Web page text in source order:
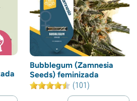
Bubblegum (Zamnesia
Seeds) feminizada
(101)